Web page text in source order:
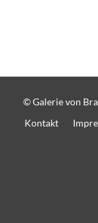
© Galerie von
Kontakt